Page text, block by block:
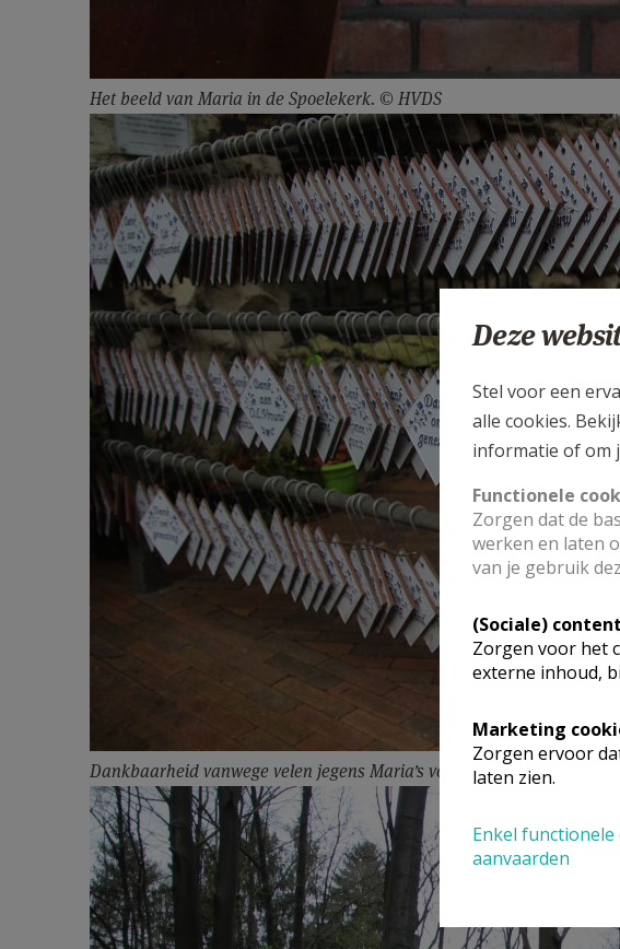
Het beeld van Maria in de Spoelekerk. © HVDS
Dankbaarheid vanwege velen jegens Maria’s voorspraak bij God. ©
Deze
Stel voor een
alle cookies.
informatie of om
Functionele
Zorgen dat de
werken en laten
van je gebruik
(Sociale)
Zorgen voor het
externe inhoud,
Marketing
Zorgen ervoor
laten zien.
Enkel functionele
aanvaarden